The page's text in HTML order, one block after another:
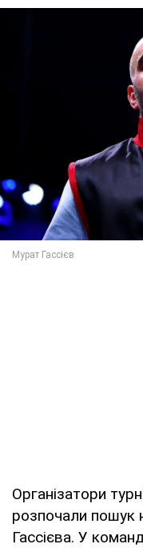
Організатори
розпочали пошук
Гассієва. У